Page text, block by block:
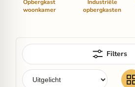
Opbergkast
woonkamer
Industriële
opbergkasten
Filters